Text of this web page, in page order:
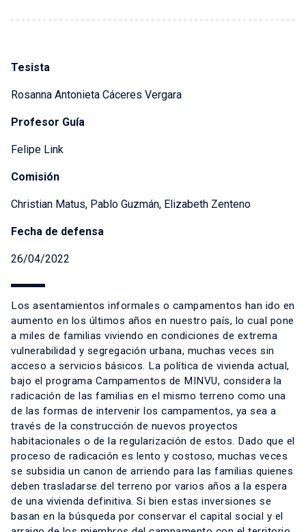
Tesista
Rosanna Antonieta Cáceres Vergara
Profesor Guía
Felipe Link
Comisión
Christian Matus, Pablo Guzmán, Elizabeth Zenteno
Fecha de defensa
26/04/2022
Los asentamientos informales o campamentos han ido en
aumento en los últimos años en nuestro país, lo cual pone
a miles de familias viviendo en condiciones de extrema
vulnerabilidad y segregación urbana, muchas veces sin
acceso a servicios básicos. La política de vivienda actual,
bajo el programa Campamentos de MINVU, considera la
radicación de las familias en el mismo terreno como una
de las formas de intervenir los campamentos, ya sea a
través de la construcción de nuevos proyectos
habitacionales o de la regularización de estos. Dado que el
proceso de radicación es lento y costoso, muchas veces
se subsidia un canon de arriendo para las familias quienes
deben trasladarse del terreno por varios años a la espera
de una vivienda definitiva. Si bien estas inversiones se
basan en la búsqueda por conservar el capital social y el